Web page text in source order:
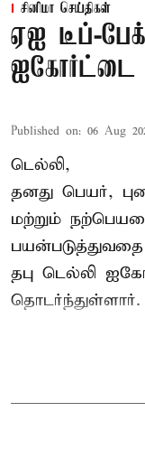
சினிமா செய்திகள்
ஏஐ டீப்-பேக்
ஐகோர்ட்டை
Published on: 06 Aug
டெல்லி,
தனது பெயர்,
மற்றும்
தபு டெல்லி
தொடர்ந்துள்ளார்.